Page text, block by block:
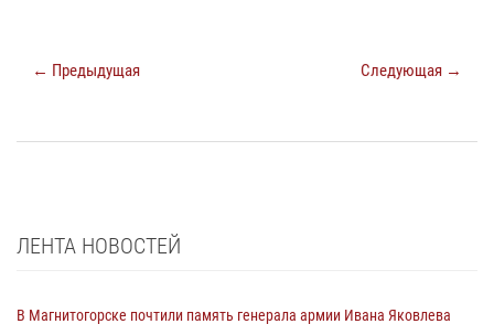
← Предыдущая Следующая →
ЛЕНТА НОВОСТЕЙ
В Магнитогорске почтили память генерала армии Ивана Яковлева